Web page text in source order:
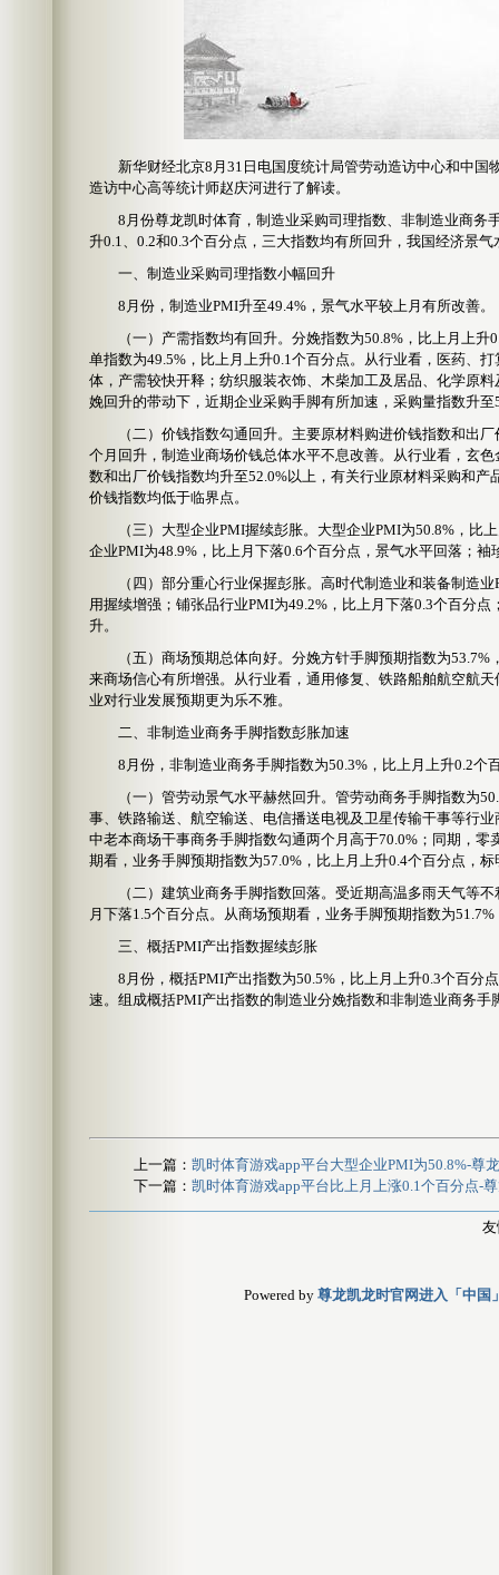
新华财经北京8月31日电国度统计局管劳动造访中心和中国
造访中心高等统计师赵庆河进行了解读。
8月份尊龙凯时体育，制造业采购司理指数、非制造业商务
升0.1、0.2和0.3个百分点，三大指数均有所回升，我国经济景
一、制造业采购司理指数小幅回升
8月份，制造业PMI升至49.4%，景气水平较上月有所改善。
（一）产需指数均有回升。分娩指数为50.8%，比上月上升
单指数为49.5%，比上月上升0.1个百分点。从行业看，医药、
体，产需较快开释；纺织服装衣饰、木柴加工及居品、化学原
娩回升的带动下，近期企业采购手脚有所加速，采购量指数升至
（二）价钱指数勾通回升。主要原材料购进价钱指数和出厂
个月回升，制造业商场价钱总体水平不息改善。从行业看，玄
数和出厂价钱指数均升至52.0%以上，有关行业原材料采购和
价钱指数均低于临界点。
（三）大型企业PMI握续彭胀。大型企业PMI为50.8%，比
企业PMI为48.9%，比上月下落0.6个百分点，景气水平回落；
（四）部分重心行业保握彭胀。高时代制造业和装备制造业
用握续增强；铺张品行业PMI为49.2%，比上月下落0.3个百分
升。
（五）商场预期总体向好。分娩方针手脚预期指数为53.7%
来商场信心有所增强。从行业看，通用修复、铁路船舶航空航
业对行业发展预期更为乐不雅。
二、非制造业商务手脚指数彭胀加速
8月份，非制造业商务手脚指数为50.3%，比上月上升0.2个
（一）管劳动景气水平赫然回升。管劳动商务手脚指数为
事、铁路输送、航空输送、电信播送电视及卫星传输干事等行
中老本商场干事商务手脚指数勾通两个月高于70.0%；同期，
期看，业务手脚预期指数为57.0%，比上月上升0.4个百分点，
（二）建筑业商务手脚指数回落。受近期高温多雨天气等不
月下落1.5个百分点。从商场预期看，业务手脚预期指数为
三、概括PMI产出指数握续彭胀
8月份，概括PMI产出指数为50.5%，比上月上升0.3个百分
速。组成概括PMI产出指数的制造业分娩指数和非制造业商务手
上一篇： 凯时体育游戏app平台大型企业PMI为50.8%-尊
下一篇： 凯时体育游戏app平台比上月上涨0.1个百分点-
Powered by 尊龙凯龙时官网进入「中国